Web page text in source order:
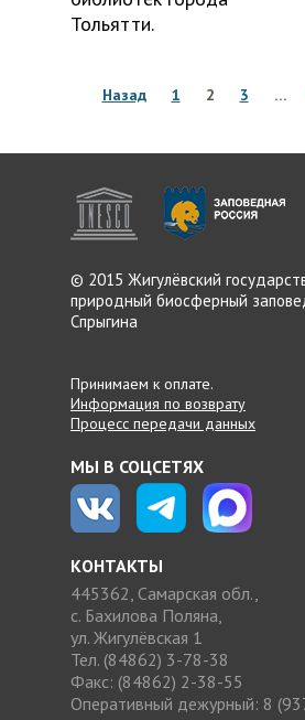
Тольятти.
Назад 1 2 3 …
© 2015 Жигулёвский
природный биосферный
Спрыгина
Принимаем к оплате.
Информация по возврату
Процесс передачи данных
МЫ В СОЦСЕТЯХ
КОНТАКТЫ
445362, Самарская обл.,
с. Бахилова Поляна,
ул. Жигулёвская 1
Тел. (84862) 3-78-38
Факс: (84862) 2-38-55
Оперативный дежурный: 8